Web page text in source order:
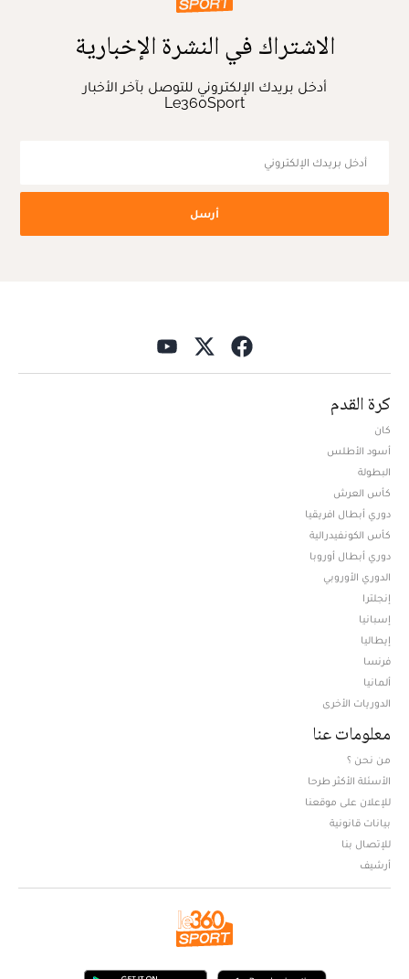
الاشتراك في النشرة الإخبارية
أدخل بريدك الإلكتروني للتوصل بآخر الأخبار
Le360Sport
أرسل
كرة القدم
كان
أسود الأطلس
البطولة
كأس العرش
دوري أبطال افريقيا
كأس الكونفيدرالية
دوري أبطال أوروبا
الدوري الأوروبي
إنجلترا
إسبانيا
إيطاليا
فرنسا
ألمانيا
الدوريات الأخرى
معلومات عنا
من نحن ؟
الأسئلة الأكثر طرحا
للإعلان على موقعنا
بيانات قانونية
للإتصال بنا
أرشيف